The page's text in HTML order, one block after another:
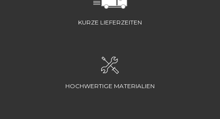
KURZE LIEFERZEITEN
HOCHWERTIGE MATERIALIEN